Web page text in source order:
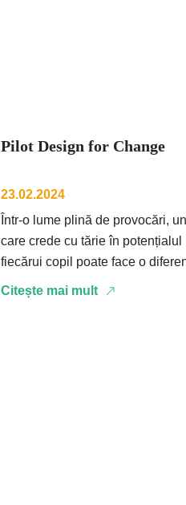
Pilot Design for Change
23.02.2024
Într-o lume plină de provocări,
care crede cu tărie în potențialul
fiecărui copil poate face o
imensă în viața acestora. Se
Citește mai mult